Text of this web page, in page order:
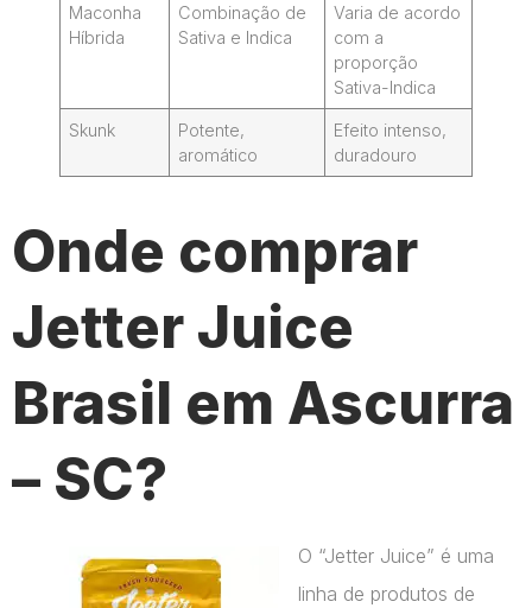
Maconha
Híbrida
Combinação de
Sativa e Indica
Varia de acordo
com a
proporção
Sativa-Indica
Skunk
Potente,
aromático
Efeito intenso,
duradouro
Onde comprar
Jetter Juice
Brasil em Ascurra
– SC?
O “Jetter Juice” é uma
linha de produtos de